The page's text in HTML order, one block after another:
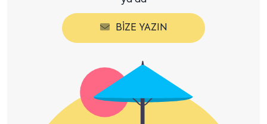
BIZE YAZIN